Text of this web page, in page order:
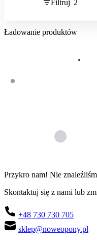
Filtruj 2
Ładowanie produktów
Przykro nam! Nie
Skontaktuj się z nami lub
+48 730 730 705
sklep@noweopony.pl